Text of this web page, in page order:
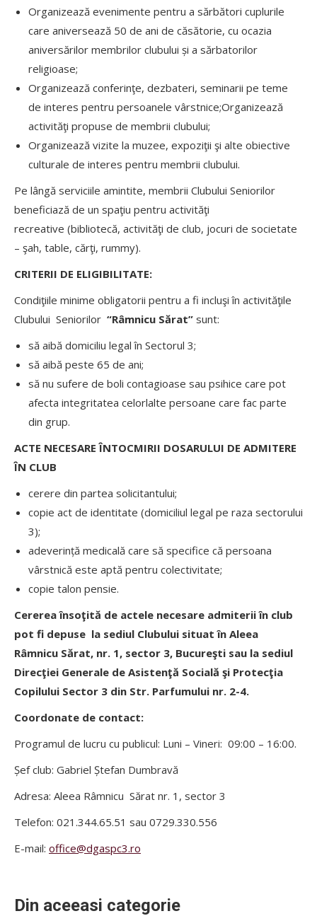
Organizează evenimente pentru a sărbători cuplurile
care aniversează 50 de ani de căsătorie, cu ocazia
aniversărilor membrilor clubului și a sărbatorilor
religioase;
Organizează conferinţe, dezbateri, seminarii pe teme
de interes pentru persoanele vârstnice;Organizează
activităţi propuse de membrii clubului;
Organizează vizite la muzee, expoziţii şi alte obiective
culturale de interes pentru membrii clubului.
Pe lângă serviciile amintite, membrii Clubului Seniorilor
beneficiază de un spaţiu pentru activităţi
recreative (bibliotecă, activităţi de club, jocuri de societate
– şah, table, cărţi, rummy).
CRITERII DE ELIGIBILITATE:
Condiţiile minime obligatorii pentru a fi incluşi în activităţile
Clubului Seniorilor “Râmnicu Sărat” sunt:
să aibă domiciliu legal în Sectorul 3;
să aibă peste 65 de ani;
să nu sufere de boli contagioase sau psihice care pot
afecta integritatea celorlalte persoane care fac parte
din grup.
ACTE NECESARE ÎNTOCMIRII DOSARULUI DE ADMITERE
ÎN CLUB
cerere din partea solicitantului;
copie act de identitate (domiciliul legal pe raza sectorului
3);
adeverință medicală care să specifice că persoana
vârstnică este aptă pentru colectivitate;
copie talon pensie.
Cererea însoţită de actele necesare admiterii în club
pot fi depuse la sediul Clubului situatîn Aleea
Râmnicu Sărat, nr. 1, sector 3, Bucureşti sau la sediul
Direcţiei Generale de Asistenţă Socială şi Protecţia
Copilului Sector 3 din Str. Parfumului nr. 2-4.
Coordonate de contact:
Programul de lucru cu publicul: Luni – Vineri: 09:00 – 16:00.
Șef club: Gabriel Ștefan Dumbravă
Adresa: Aleea Râmnicu Sărat nr. 1, sector 3
Telefon: 021.344.65.51 sau 0729.330.556
E-mail: office@dgaspc3.ro
Din aceeasi categorie